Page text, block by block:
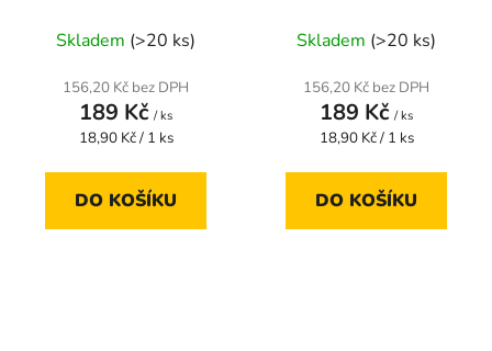
Skladem (>20 ks)
156,20 Kč bez DPH
189 Kč / ks
Měrná
18,90 Kč / 1 ks
DO KOŠÍKU
Skladem (>20 ks)
156,20 Kč bez DPH
189 Kč / ks
Měrná
18,90 Kč / 1 ks
DO KOŠÍKU